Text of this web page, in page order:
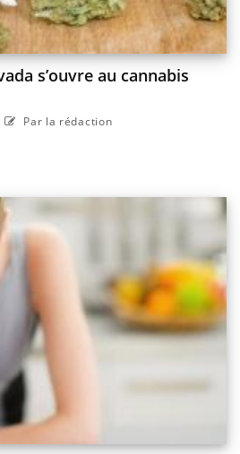
s’ouvre au cannabis
Par la rédaction